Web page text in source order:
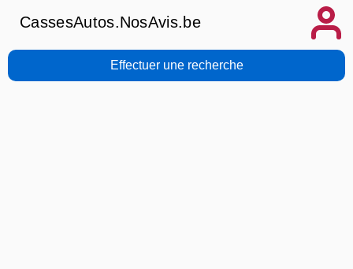
CassesAutos.NosAvis.be
Effectuer une recherche